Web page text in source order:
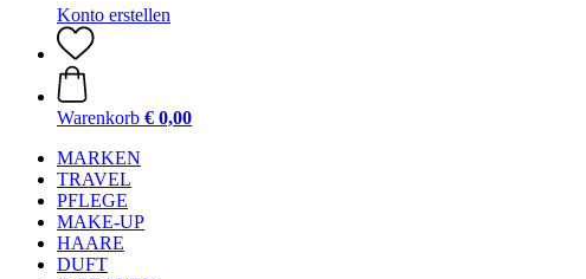
Konto erstellen
Warenkorb € 0,00
MARKEN
TRAVEL
PFLEGE
MAKE-UP
HAARE
DUFT